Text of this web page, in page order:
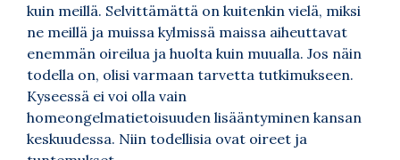
kuin meillä. Selvittämättä on kuitenkin vielä, miksi
ne meillä ja muissa kylmissä maissa aiheuttavat
enemmän oireilua ja huolta kuin muualla. Jos näin
todella on, olisi varmaan tarvetta tutkimukseen.
Kyseessä ei voi olla vain
homeongelmatietoisuuden lisääntyminen kansan
keskuudessa. Niin todellisia ovat oireet ja